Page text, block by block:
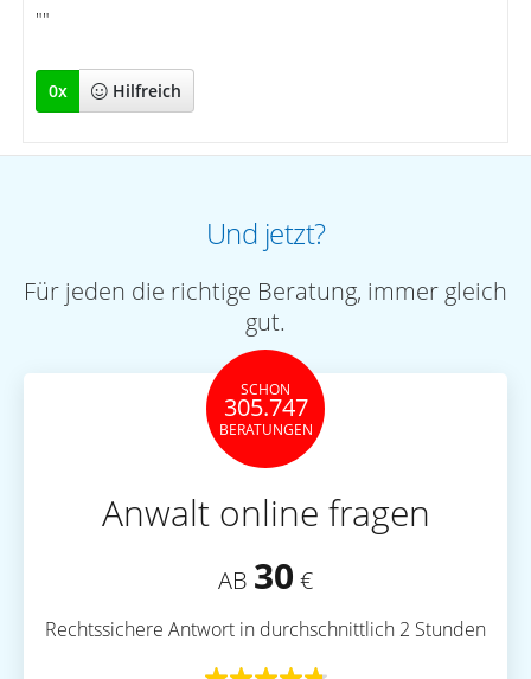
""
0x Hilfreich
Und jetzt?
Für jeden die richtige Beratung, immer gleich
gut.
SCHON
305.747
BERATUNGEN
Anwalt online fragen
AB 30 €
Rechtssichere Antwort in durchschnittlich 2 Stunden